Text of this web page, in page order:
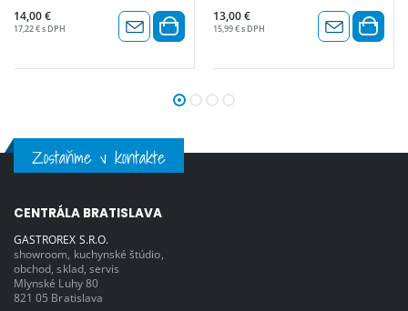
14,00 €
17,22 € s DPH
13,00 €
15,99 € s DPH
Zostaňme v kontakte
CENTRÁLA BRATISLAVA
GASTROREX S.R.O.
showroom, kuchynské štúdio,
obchod, sklad, servis
Mlynské Luhy 80
821 05 Bratislava